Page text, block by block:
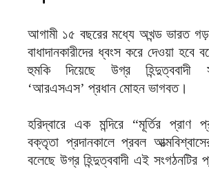
আগামী ১৫ বছরের মধ্যে অখন্ড ভারত
বাধাদানকারীদের ধ্বংস করে দেওয়া হবে
হুমকি দিয়েছে উগ্র হিন্দুত্ববাদী
‘আরএসএস’ প্রধান মোহন ভাগবত।
হরিদ্বারে এক মন্দিরে “মূর্তির প্রাণ
বক্তৃতা প্রদানকালে প্রবল
বলেছে উগ্র হিন্দুত্ববাদী এই